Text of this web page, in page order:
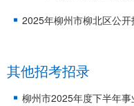
其他招考招录